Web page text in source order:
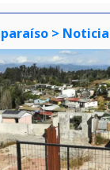
> Noticia